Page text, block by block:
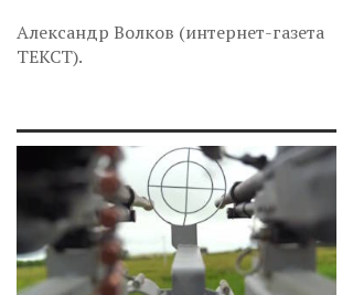
Александр Волков (интернет-газета
ТЕКСТ).